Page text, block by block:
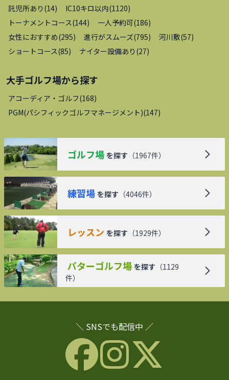
託児所あり (14) IC10キロ以内(1120)
トーナメントコース(144) 一人予約可(186)
女性におすすめ(295) 進行がスムーズ(795) 河川敷(57)
ショートコース(85) ナイター設備あり (27)
大手ゴルフ場から探す
アコーディア・ゴルフ(168)
PGM(パシフィックゴルフマネージメント)(147)
ゴルフ場 を探す （1967件）
練習場 を探す （4046件）
レッスン を探す （1929件）
パターゴルフ場 を探す （1129
件）
＼ SNSでも配信中 ／